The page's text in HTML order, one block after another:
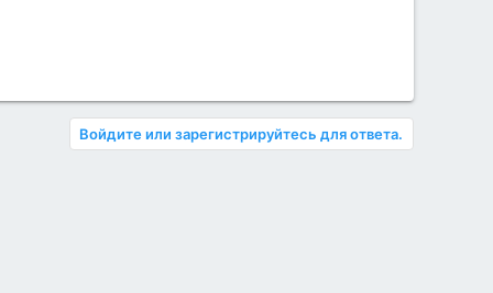
Войдите или зарегистрируйтесь для ответа.